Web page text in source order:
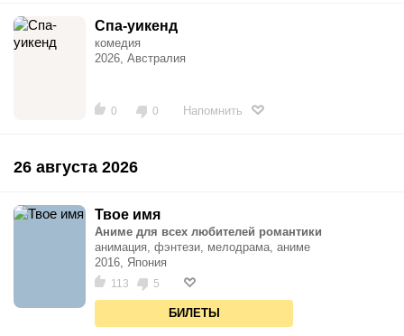
Спа-уикенд
комедия
2026, Австралия
0 0 Напомнить
26 августа 2026
Твое имя
Аниме для всех любителей романтики
анимация, фэнтези, мелодрама, аниме
2016, Япония
113 5
БИЛЕТЫ